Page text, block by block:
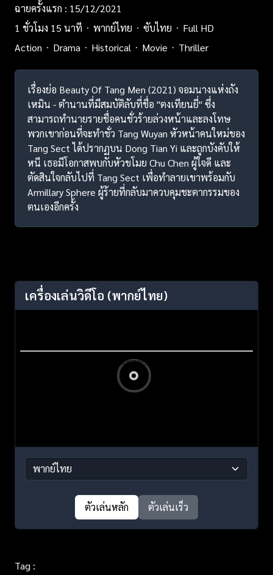
ฉายครั้งแรก : 15/12/2021
1 ชั่วโมง 15 นาที
พากย์ไทย ซับไทย
Full HD
Action
Drama Historical Movie Thriller
เรื่องย่อ Beauty Of Tang Men (2021) จอมนางแห่งถัง
เหมิน - ตำนานที่มีสมบัติลับที่ชื่อ "ตงเทียนยี่" ซึ่ง
สามารถทำนายรายชื่อคนชั่วร้ายล่วงหน้าและลงโทษ
พวกเขาก่อนที่จะทำชั่ว Tang Wuyan หัวหน้าคนใหม่ของ
Tang Sect ได้ปรากฏบน Dong Tian Yi และถูกบังคับให้
หนี เธอมีโอกาสพบกับหัวขโมย Chu Chen ผู้ใจดี และ
ตัดสินใจกลับไปที่ Tang Sect เพื่อทำลายเขาพร้อมกับ
Armillary Sphere ผู้ร้ายที่กลับมาควบคุมชะตากรรมของ
ตนเองอีกครั้ง
เครื่องเล่นวิดีโอ (พากย์ไทย)
ตัวเล่นหลัก ตัวเล่นเร็ว
Tag :